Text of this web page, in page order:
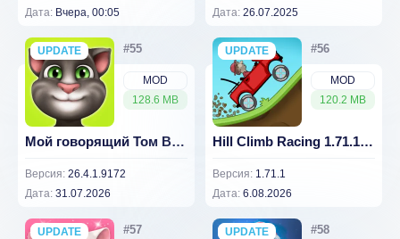
Дата: Вчера, 00:05
Дата: 26.07.2025
MOD
128.6 MB
UPDATE
NEW
Мой говорящий Том Взлом (много денег) 26.4.1.9172
Версия: 26.4.1.9172
Дата: 31.07.2026
MOD
120.2 MB
UPDATE
NEW
Hill Climb Racing 1.71.1 (Мод, Много денег)
Версия: 1.71.1
Дата: 6.08.2026
UPDATE
NEW UPDATE
NEW